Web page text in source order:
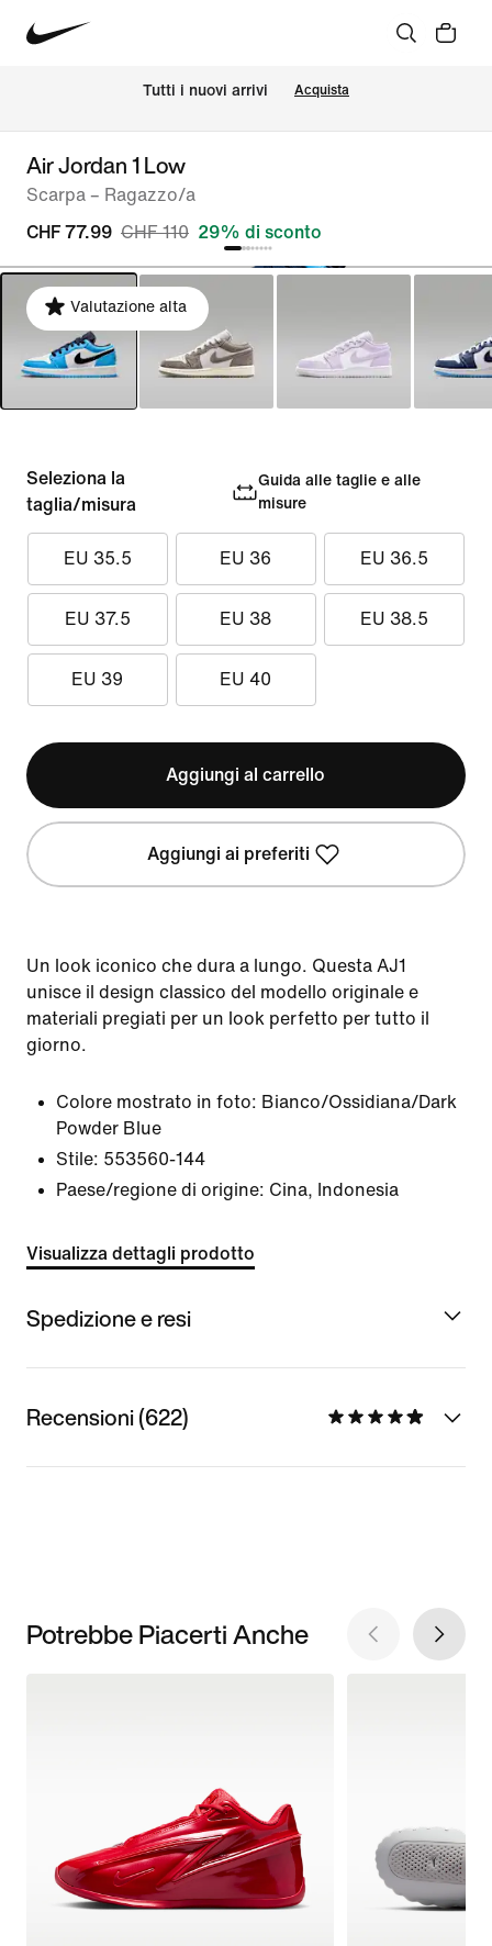
Tutti i nuovi arrivi Acquista
Air Jordan 1 Low
Scarpa – Ragazzo/a
CHF 77.99 CHF 110 29% di sconto
Valutazione alta
Seleziona la
taglia/misura
Guida alle taglie e alle
misure
EU 35.5 EU 36 EU 36.5
EU 37.5 EU 38 EU 38.5
EU 39 EU 40
Aggiungi al carrello
Aggiungi ai preferiti
Un look iconico che dura a lungo. Questa AJ1
unisce il design classico del modello originale e
materiali pregiati per un look perfetto per tutto il
giorno.
Colore mostrato in foto: Bianco/Ossidiana/Dark
Powder Blue
Stile: 553560-144
Paese/regione di origine: Cina, Indonesia
Visualizza dettagli prodotto
Spedizione e resi
Recensioni (622)
Potrebbe Piacerti Anche